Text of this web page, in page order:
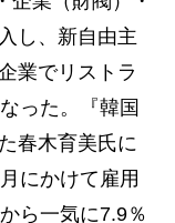
し、新自由主
業でリストラ
った。『韓国
春木育美氏に
にかけて雇用
ら一気に7.9％